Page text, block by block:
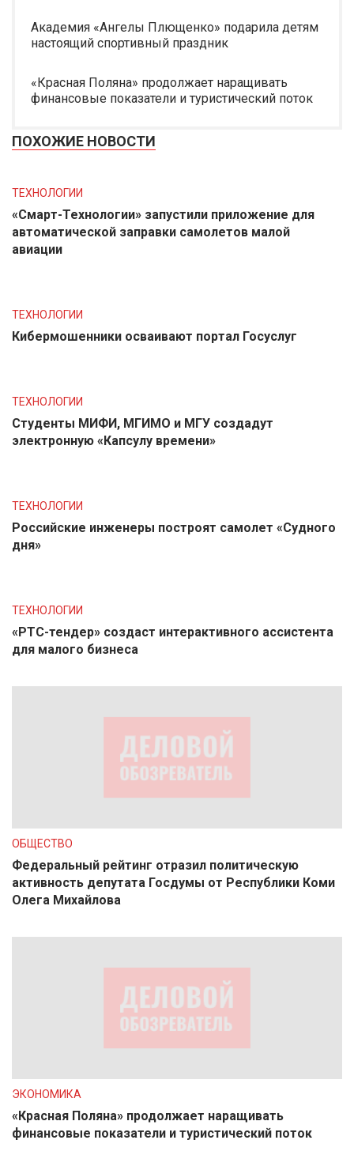
Академия «Ангелы Плющенко» подарила детям
настоящий спортивный праздник
«Красная Поляна» продолжает наращивать
финансовые показатели и туристический поток
ПОХОЖИЕ НОВОСТИ
ТЕХНОЛОГИИ
«Смарт-Технологии» запустили приложение для
автоматической заправки самолетов малой
авиации
ТЕХНОЛОГИИ
Кибермошенники осваивают портал Госуслуг
ТЕХНОЛОГИИ
Студенты МИФИ, МГИМО и МГУ создадут
электронную «Капсулу времени»
ТЕХНОЛОГИИ
Российские инженеры построят самолет «Судного
дня»
ТЕХНОЛОГИИ
«РТС-тендер» создаст интерактивного ассистента
для малого бизнеса
ОБЩЕСТВО
Федеральный рейтинг отразил политическую
активность депутата Госдумы от Республики Коми
Олега Михайлова
ЭКОНОМИКА
«Красная Поляна» продолжает наращивать
финансовые показатели и туристический поток